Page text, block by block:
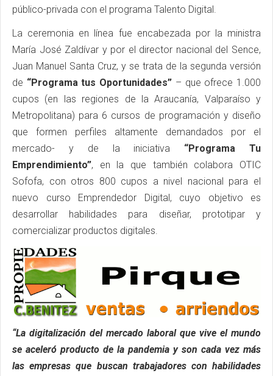
público-privada con el programa Talento Digital.
La ceremonia en línea fue encabezada por la ministra
María José Zaldívar y por el director nacional del Sence,
Juan Manuel Santa Cruz, y se trata de la segunda versión
de “Programa tus Oportunidades” – que ofrece 1.000
cupos (en las regiones de la Araucanía, Valparaíso y
Metropolitana) para 6 cursos de programación y diseño
que formen perfiles altamente demandados por el
mercado- y de la iniciativa “Programa Tu
Emprendimiento”, en la que también colabora OTIC
Sofofa, con otros 800 cupos a nivel nacional para el
nuevo curso Emprendedor Digital, cuyo objetivo es
desarrollar habilidades para diseñar, prototipar y
comercializar productos digitales.
“La digitalización del mercado laboral que vive el mundo
se aceleró producto de la pandemia y son cada vez más
las empresas que buscan trabajadores con habilidades